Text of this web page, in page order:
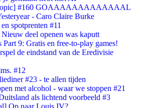
#160 GOAAAAAAAAAAAAAL
- Caro Claire Burke
spotprenten #11
deel openen was kaputt
Part 9: Gratis en free-to-play games!
de eindstand van de Eredivisie
#12
#23 - te allen tijden
met alcohol - waar we stoppen #21
als lichtend voorbeeld #3
Op naar Louis IV?